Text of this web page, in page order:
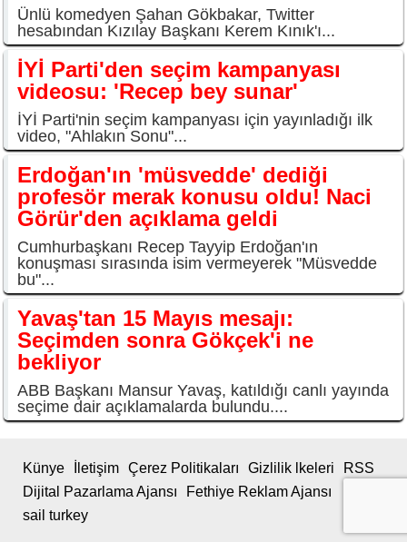
Ünlü komedyen Şahan Gökbakar, Twitter
hesabından Kızılay Başkanı Kerem Kınık'ı...
İYİ Parti'den seçim kampanyası
videosu: 'Recep bey sunar'
İYİ Parti'nin seçim kampanyası için yayınladığı ilk
video, "Ahlakın Sonu"...
Erdoğan'ın 'müsvedde' dediği
profesör merak konusu oldu! Naci
Görür'den açıklama geldi
Cumhurbaşkanı Recep Tayyip Erdoğan'ın
konuşması sırasında isim vermeyerek "Müsvedde
bu"...
Yavaş'tan 15 Mayıs mesajı:
Seçimden sonra Gökçek'i ne
bekliyor
ABB Başkanı Mansur Yavaş, katıldığı canlı yayında
seçime dair açıklamalarda bulundu....
Künye İletişim Çerez Politikaları Gizlilik lkeleri
RSS
Dijital Pazarlama Ajansı
Fethiye Reklam Ajansı
sail turkey